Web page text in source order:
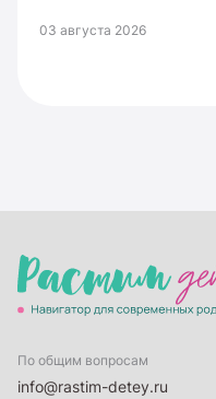
03 августа 2026
По общим вопросам
info@rastim-detey.ru